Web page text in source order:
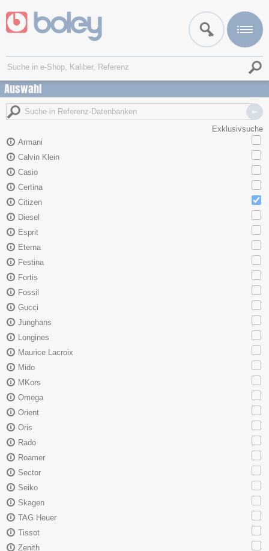
Auswahl
Exklusivsuche
Armani
Calvin Klein
Casio
Certina
Citizen
Diesel
Esprit
Eterna
Festina
Fortis
Fossil
Gucci
Junghans
Longines
Maurice Lacroix
Mido
MKors
Omega
Orient
Oris
Rado
Roamer
Sector
Seiko
Skagen
TAG Heuer
Tissot
Zenith